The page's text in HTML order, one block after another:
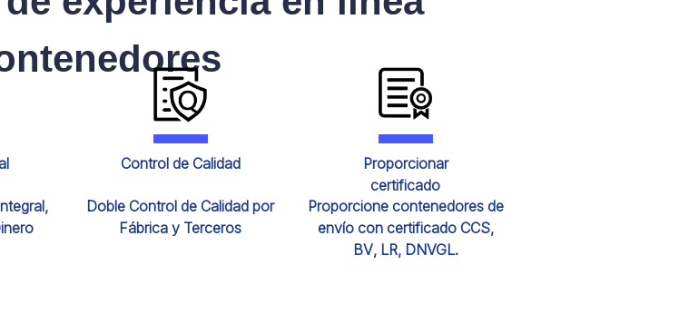
Control de Calidad
Doble Control de Calidad por
Fábrica y Terceros
Proporcionar
certificado
Proporcione contenedores de
envío con certificado CCS,
BV, LR, DNVGL.